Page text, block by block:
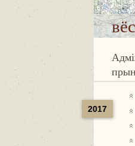
Адміністрацыйная
2017